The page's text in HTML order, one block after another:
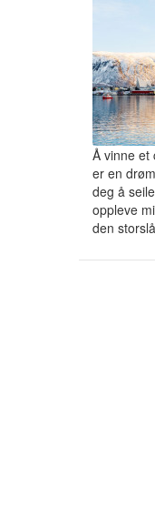
Å vinne et
er en
deg å
oppleve
den